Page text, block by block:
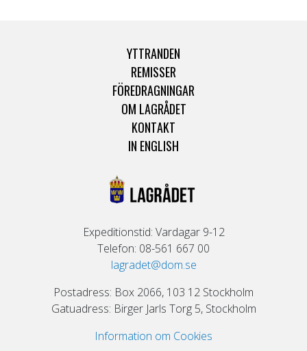
YTTRANDEN
REMISSER
FÖREDRAGNINGAR
OM LAGRÅDET
KONTAKT
IN ENGLISH
Expeditionstid: Vardagar 9-12
Telefon: 08-561 667 00
lagradet@dom.se
Postadress: Box 2066, 103 12 Stockholm
Gatuadress: Birger Jarls Torg 5, Stockholm
Information om Cookies